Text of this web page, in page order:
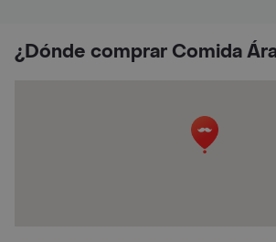
¿Dónde comprar Comida